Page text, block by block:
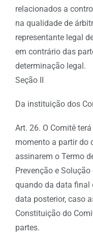
relacionados a
na qualidade de
representante legal
em contrário das
determinação legal.
Seção II
Da instituição dos
Art. 26. O Comitê
momento a partir do
assinarem o Termo
Prevenção e
quando da data final
data posterior, caso
Constituição do
partes.